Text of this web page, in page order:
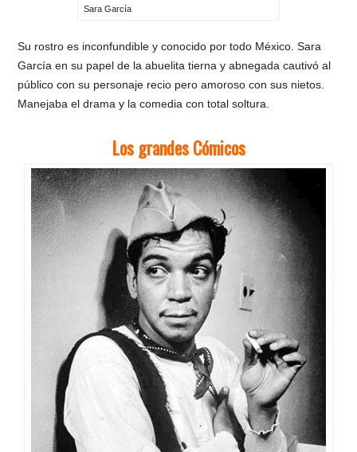
Sara García
Su rostro es inconfundible y conocido por todo México. Sara
García en su papel de la abuelita tierna y abnegada cautivó al
público con su personaje recio pero amoroso con sus nietos.
Manejaba el drama y la comedia con total soltura.
Los grandes Cómicos